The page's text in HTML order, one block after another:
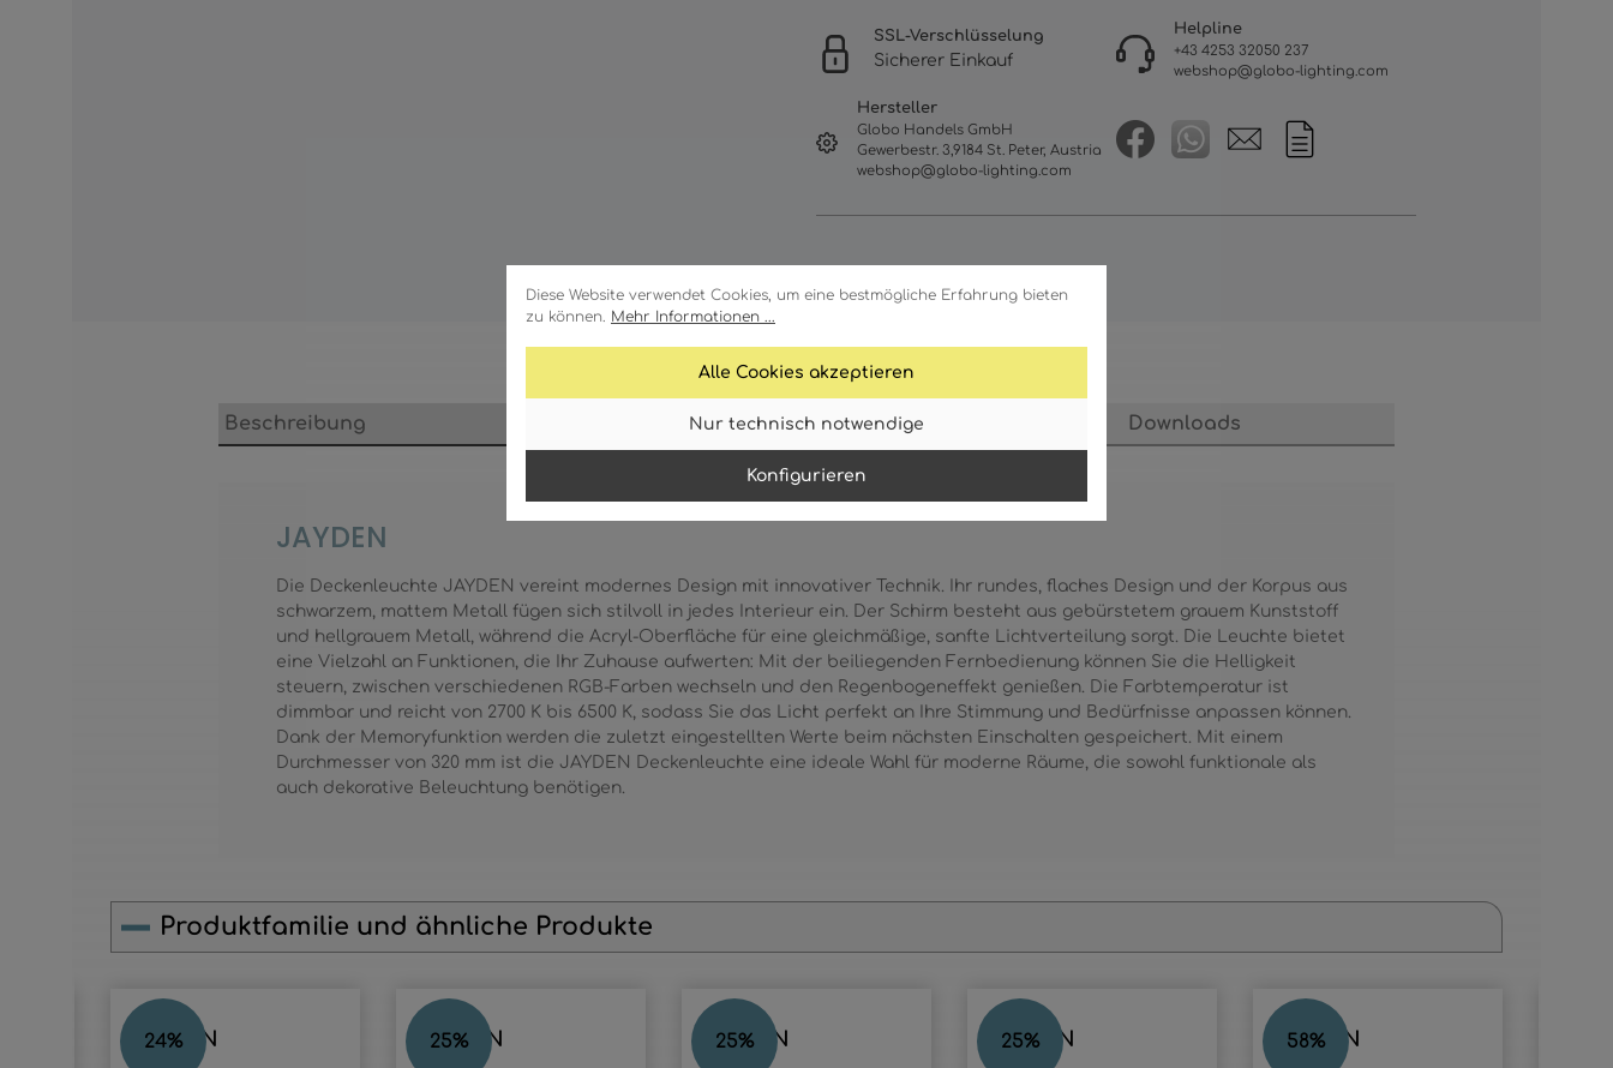
Diese Website verwendet Cookies, um eine bestmögliche Erfahrung bieten
zu können. Mehr Informationen ...
Alle Cookies akzeptieren
Nur technisch notwendige
Konfigurieren
SSL-Verschlüsselung
Sicherer Einkauf
Helpline
+43 4253 32050 237
webshop@globo-lighting.com
Hersteller
Globo Handels GmbH
Gewerbestr. 3,9184 St. Peter, Austria
webshop@globo-lighting.com
Beschreibung Technische Daten Downloads
JAYDEN
Die Deckenleuchte JAYDEN vereint modernes Design mit innovativer Technik. Ihr rundes, flaches Design und der Korpus aus
schwarzem, mattem Metall fügen sich stilvoll in jedes Interieur ein. Der Schirm besteht aus gebürstetem grauem Kunststoff
und hellgrauem Metall, während die Acryl-Oberfläche für eine gleichmäßige, sanfte Lichtverteilung sorgt. Die Leuchte bietet
eine Vielzahl an Funktionen, die Ihr Zuhause aufwerten: Mit der beiliegenden Fernbedienung können Sie die Helligkeit
steuern, zwischen verschiedenen RGB-Farben wechseln und den Regenbogeneffekt genießen. Die Farbtemperatur ist
dimmbar und reicht von 2700 K bis 6500 K, sodass Sie das Licht perfekt an Ihre Stimmung und Bedürfnisse anpassen können.
Dank der Memoryfunktion werden die zuletzt eingestellten Werte beim nächsten Einschalten gespeichert. Mit einem
Durchmesser von 320 mm ist die JAYDEN Deckenleuchte eine ideale Wahl für moderne Räume, die sowohl funktionale als
auch dekorative Beleuchtung benötigen.
Produktfamilie und ähnliche Produkte
Produktgalerie überspringen
24%
JAYDEN 25%
JAYDEN 25%
JAYDEN 25%
JAYDEN 58%
JAYDEN